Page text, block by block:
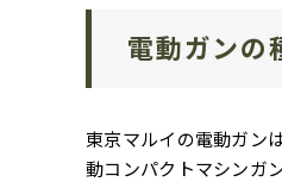
電動ガンの
東京マルイの電動ガン
動コンパクトマシンガ